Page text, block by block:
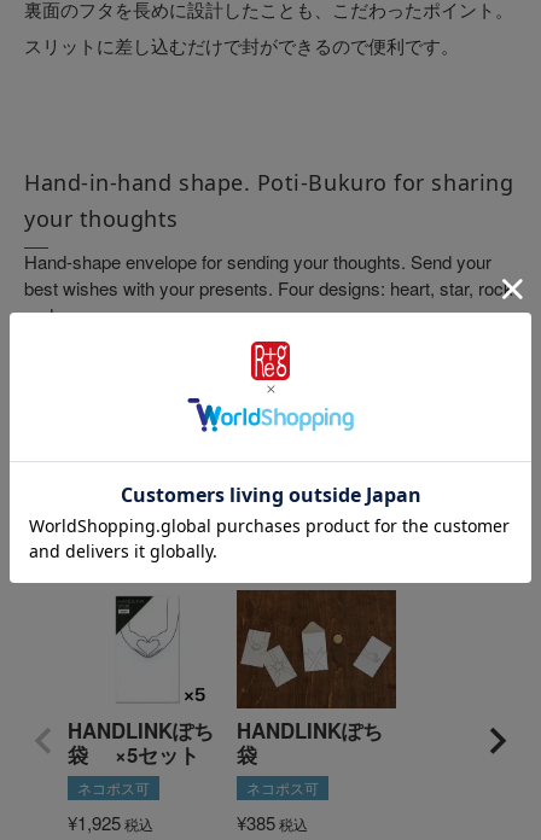
裏面のフタを長めに設計したことも、こだわったポイント。
スリットに差し込むだけで封ができるので便利です。
Hand-in-hand shape. Poti-Bukuro for sharing
your thoughts
Hand-shape envelope for sending your thoughts. Send your
best wishes with your presents. Four designs: heart, star, rock
and money.
Blank envelopes can be used for every occasion.
The long flap folds down inside the envelope to allow easy
Recommend
おすすめ商品
HANDLINKぽち
袋 ×5セット
ネコポス可
¥1,925税込
HANDLINKぽち
袋
ネコポス可
¥385税込